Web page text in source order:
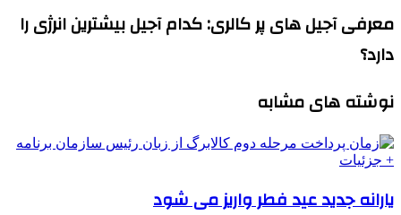
معرفی آجیل های پر کالری: کدام آجیل بیشترین انرژی را
دارد؟
نوشته های مشابه
یارانه جدید عید فطر واریز می شود